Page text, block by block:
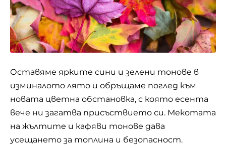
Оставяме ярките сини и зелени тонове в
изминалото лято и обръщаме поглед към
новата цветна обстановка, с която есента
вече ни загатва присъствието си. Мекотата
на жълтите и кафяви тонове дава
усещането за топлина и безопасност.